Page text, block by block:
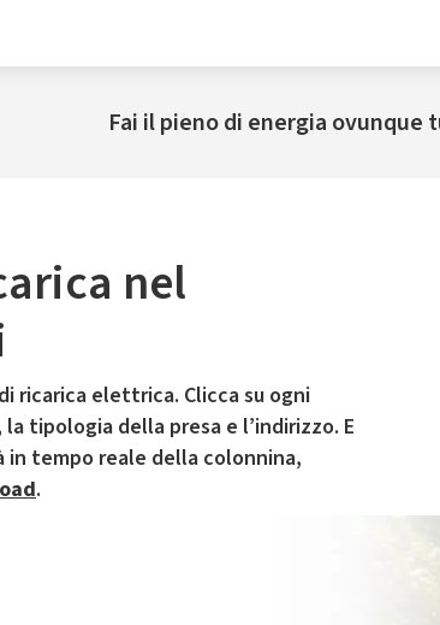
Fai il pieno di energia ovunque
nel
ricarica elettrica. Clicca su ogni
tipologia della presa e l’indirizzo. E
in tempo reale della colonnina,
.